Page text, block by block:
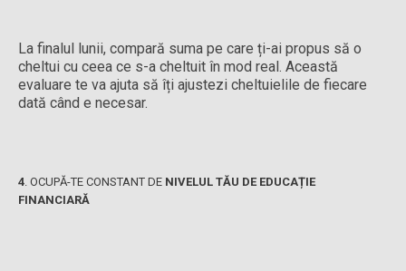
La finalul lunii, compară suma pe care ți-ai propus să o
cheltui cu ceea ce s-a cheltuit în mod real. Această
evaluare te va ajuta să îți ajustezi cheltuielile de fiecare
dată când e necesar.
4 OCUPĂ-TE CONSTANT DE NIVELUL TĂU DE EDUCAȚIE
FINANCIARĂ